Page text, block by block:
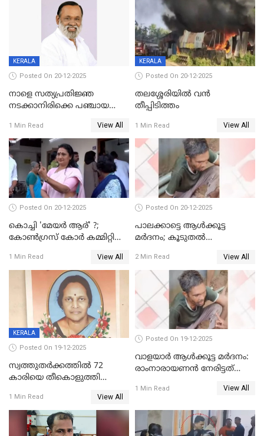
KERALA
Posted On 20-12-2025
നാളെ സത്യപ്രതിജ്ഞ
നടക്കാനിരിക്കെ പഞ്ചായത്ത്
1 Min Read View All
KERALA
Posted On 20-12-2025
തലശ്ശേരിയിൽ വൻ
തീപ്പിടിത്തം
1 Min Read View All
Posted On 20-12-2025
കൊച്ചി 'മേയർ ആര്' ?;
കോണ്‍ഗ്രസ് കോര്‍ കമ്മിറ്റി
1 Min Read View All
Posted On 20-12-2025
പാലക്കാട്ടെ ആള്‍ക്കൂട്ട
മര്‍ദനം; കൂടുതല്‍
അംഗ സംഘമെന്ന് വിവരം
2 Min Read View All
KERALA
Posted On 19-12-2025
സ്വത്തുതര്‍ക്കത്തില്‍ 72
കാരിയെ തീകൊളുത്തി
ക്രൂരകൊലപാതകത്തില്‍
സഹോദരിപുത്രന് ജീവപര്യന്തം
1 Min Read View All
Posted On 19-12-2025
വാളയാർ ആൾക്കൂട്ട മർദനം:
രാംനാരായണൻ നേരിട്ടത്
നാൽപ്പതിലേറെ
റിപ്പോർട്ട്
1 Min Read View All